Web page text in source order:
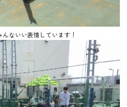
ないい表情しています！